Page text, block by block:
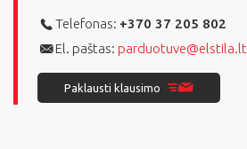
Telefonas: +370 37 205 802
El. paštas: parduotuve@elstila.lt
Paklausti klausimo